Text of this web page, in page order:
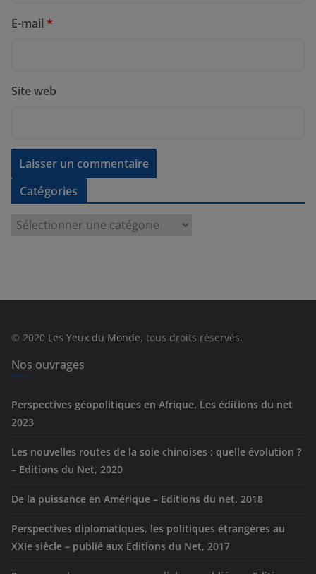
E-mail *
Site web
Catégories
e
s
© 2020 Les Yeux du Monde, tous droits réservés.
Nos ouvrages
Perspectives géopolitiques en Afrique, Les éditions du net
2023
Les nouvelles routes de la soie chinoises : quelle évolution ?
– Editions du Net, 2020
De la puissance en Amérique – Editions du net, 2018
Perspectives diplomatiques, les politiques étrangères au
XXIe siècle – publié aux Editions du Net, 2017